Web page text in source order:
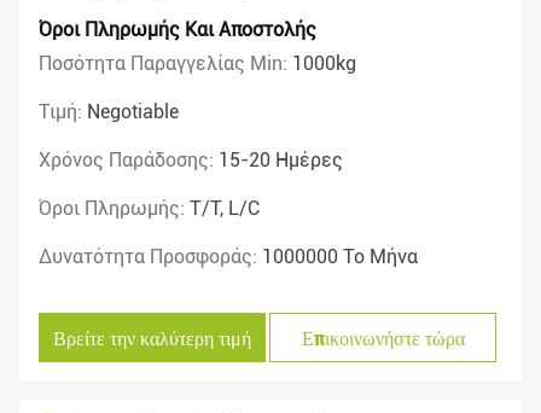
Όροι Πληρωμής Και Αποστολής
Ποσότητα Παραγγελίας Min: 1000kg
Τιμή: Negotiable
Χρόνος Παράδοσης: 15-20 Ημέρες
Όροι Πληρωμής: T/T, L/C
Δυνατότητα Προσφοράς: 1000000 Το Μήνα
Βρείτε την καλύτερη τιμή Επικοινωνήστε τώρα